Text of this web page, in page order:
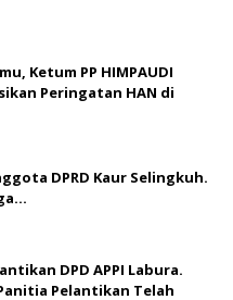
Ketum PP HIMPAUDI
Peringatan HAN di
DPRD Kaur Selingkuh.
DPD APPI Labura.
Pelantikan Telah